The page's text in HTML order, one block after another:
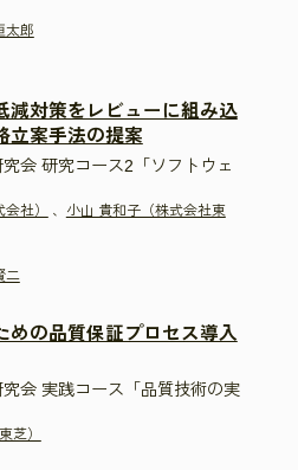
太郎
減対策をレビューに組み込
立案手法の提案
会 研究コース2「ソフトウェ
社） 、 小山 貴和子（株式会社東
二
めの品質保証プロセス導入
会 実践コース「品質技術の実
芝）